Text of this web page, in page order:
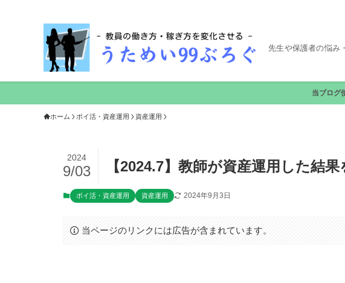
先生や保護者の悩み
当ブログ
ホーム ポイ活・資産運用 資産運用
【2024.7】教師が資産運用した結
2024
9/03
ポイ活・資産運用 資産運用 2024年9月3日
当ページのリンクには広告が含まれています。